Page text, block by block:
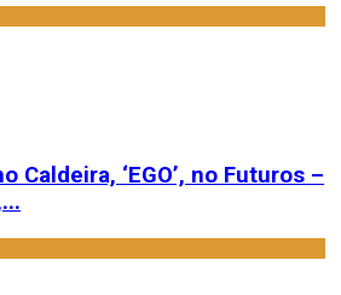
Caldeira, ‘EGO’, no Futuros –